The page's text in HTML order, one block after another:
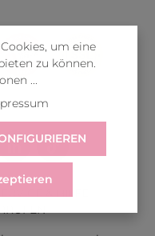
um eine
zu können.
...